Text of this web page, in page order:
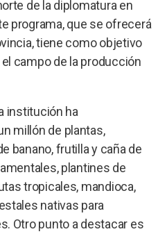
de la diplomatura en
programa, que se ofrecerá
tiene como objetivo
campo de la producción
institución ha
millón de plantas,
banano, frutilla y caña de
plantines de
tropicales, mandioca,
nativas para
Otro punto a destacar es